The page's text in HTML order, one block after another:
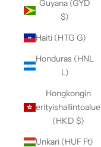
Guyana (GYD
$)
Haiti (HTG G)
Honduras (HNL
L)
Hongkongin
erityishallintoalue
(HKD $)
Unkari (HUF Ft)